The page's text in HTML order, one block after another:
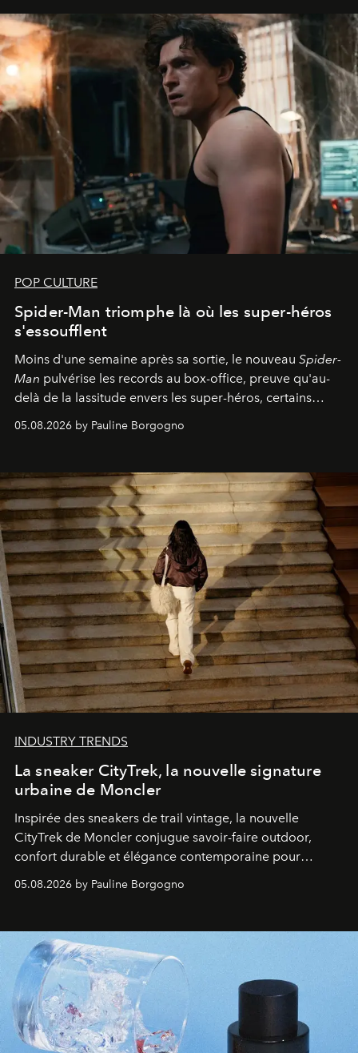
POP CULTURE
Spider-Man triomphe là où les super-héros
s'essoufflent
Moins d'une semaine après sa sortie, le nouveau Spider-
Man pulvérise les records au box-office, preuve qu'au-
delà de la lassitude envers les super-héros, certains
personnages continuent de susciter une ferveur intacte.
05.08.2026 by Pauline Borgogno
INDUSTRY TRENDS
La sneaker CityTrek, la nouvelle signature
urbaine de Moncler
Inspirée des sneakers de trail vintage, la nouvelle
CityTrek de Moncler conjugue savoir-faire outdoor,
confort durable et élégance contemporaine pour
accompagner les explorations du quotidien.
05.08.2026 by Pauline Borgogno